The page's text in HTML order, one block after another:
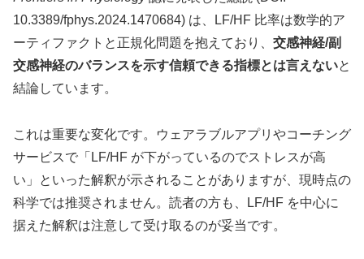
10.3389/fphys.2024.1470684) は、LF/HF 比率は数学的ア
ーティファクトと正規化問題を抱えており、 交感神経/副
交感神経のバランスを示す信頼できる指標とは言えないと
結論しています。
これは重要な変化です。ウェアラブルアプリやコーチング
サービスで「LF/HF が下がっているのでストレスが高
い」といった解釈が示されることがありますが、現時点の
科学では推奨されません。読者の方も、LF/HF を中心に
据えた解釈は注意して受け取るのが妥当です。